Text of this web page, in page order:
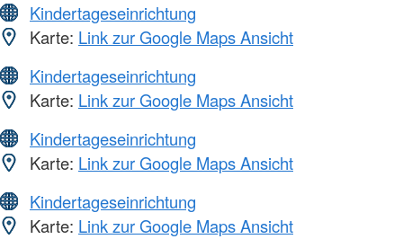
Kindertageseinrichtung
Karte: Link zur Google Maps Ansicht
Kindertageseinrichtung
Karte: Link zur Google Maps Ansicht
Kindertageseinrichtung
Karte: Link zur Google Maps Ansicht
Kindertageseinrichtung
Karte: Link zur Google Maps Ansicht